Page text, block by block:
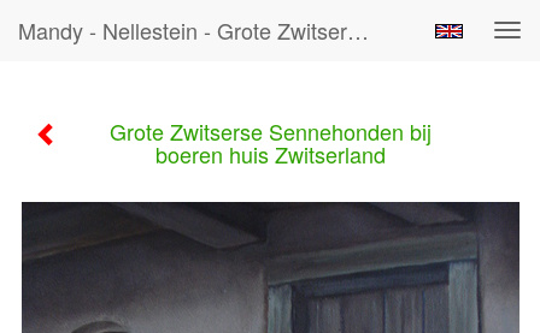
Mandy - Nellestein - Grote Zwitserse Sennehonden Bij Boeren Huis Zwitserland
Grote Zwitserse Sennehonden bij
boeren huis Zwitserland